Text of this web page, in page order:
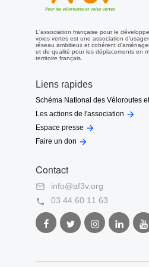
dans le massif du Pilat, les
au cœur de cette vallée. Les départs sont
prévus de Lyon, Givors,
Saint-Étienne. Rejoignez
manifestation ! Toutes les informations sur
2024/ Florent Missemer, pour le collectif
organisateur.
L'association française pour le
voies vertes est une association
réseau ambitieux et cohérent
et de qualité pour les déplacements en
territoire français.
Liens rapides
Schéma National des Véloroutes
Les actions de l'association 
Espace presse 
Faire un don 
Contact

info@af3v.org

03 44 60 11 63
Facebook
AF3V
Twitter
AF3V
Instagram
AF3V AF3V